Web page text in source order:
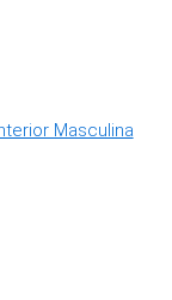
Masculina